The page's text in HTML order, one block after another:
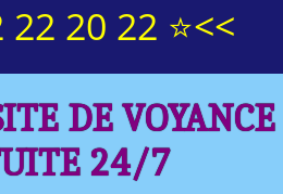
22 20 22 ⭐<<
DE VOYANCE
24/7